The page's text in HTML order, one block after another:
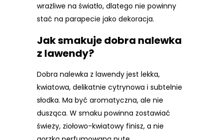
wrażliwe na światło, dlatego nie powinny
stać na parapecie jako dekoracja.
Jak smakuje dobra nalewka
z lawendy?
Dobra nalewka z lawendy jest lekka,
kwiatowa, delikatnie cytrynowa i subtelnie
słodka. Ma być aromatyczna, ale nie
dusząca. W smaku powinna zostawiać
świeży, ziołowo-kwiatowy finisz, a nie